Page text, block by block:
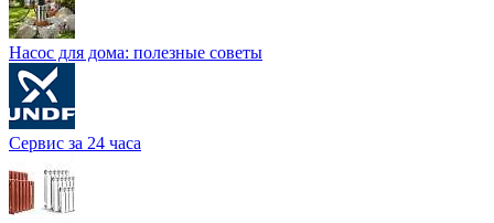
Насос для дома: полезные советы
Сервис за 24 часа